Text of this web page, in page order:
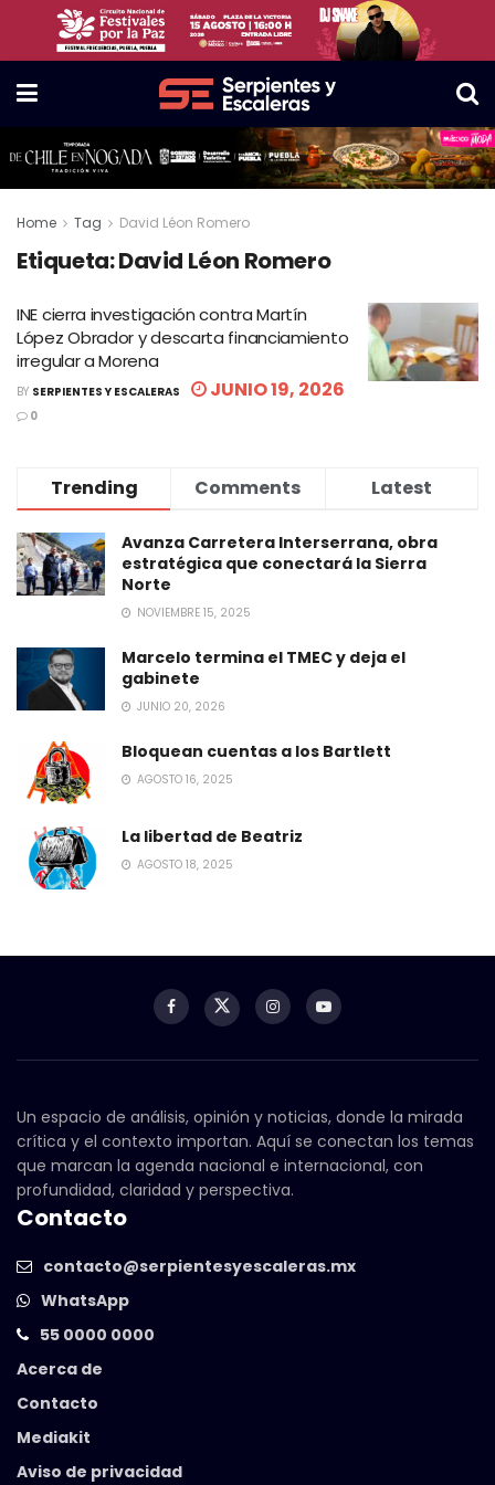
Home Tag David Léon Romero
Etiqueta:David Léon Romero
INE cierra investigación contra Martín
López Obrador y descarta financiamiento
irregular a Morena
BY SERPIENTES Y ESCALERAS JUNIO 19, 2026
0
Trending Comments Latest
Avanza Carretera Interserrana, obra
estratégica que conectará la Sierra
Norte
NOVIEMBRE 15, 2025
Marcelo termina el TMEC y deja el
gabinete
JUNIO 20, 2026
Bloquean cuentas a los Bartlett
AGOSTO 16, 2025
La libertad de Beatriz
AGOSTO 18, 2025
Un espacio de análisis, opinión y noticias, donde la mirada
crítica y el contexto importan. Aquí se conectan los temas
que marcan la agenda nacional e internacional, con
profundidad, claridad y perspectiva.
Contacto
contacto@serpientesyescaleras.mx
WhatsApp
55 0000 0000
Acerca de
Contacto
Mediakit
Aviso de privacidad